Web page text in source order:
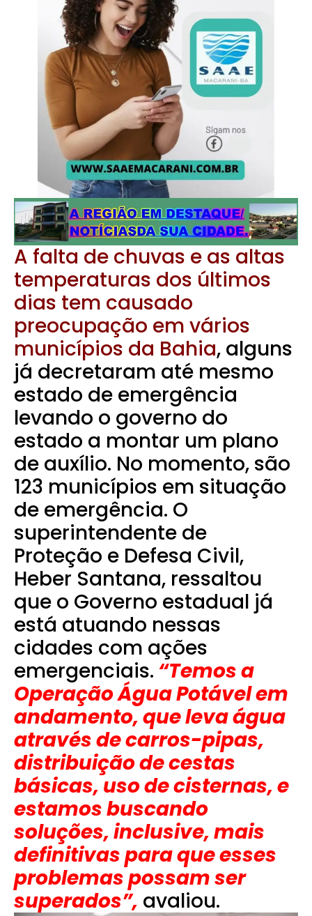
A falta de chuvas e as altas
temperaturas dos últimos
dias tem causado
preocupação em vários
municípios da Bahia, alguns
já decretaram até mesmo
estado de emergência
levando o governo do
estado a montar um plano
de auxílio. No momento, são
123 municípios em situação
de emergência. O
superintendente de
Proteção e Defesa Civil,
Heber Santana, ressaltou
que o Governo estadual já
está atuando nessas
cidades com ações
emergenciais. “Temos a
Operação Água Potável em
andamento, que leva água
através de carros-pipas,
distribuição de cestas
básicas, uso de cisternas, e
estamos buscando
soluções, inclusive, mais
definitivas para que esses
problemas possam ser
superados”, avaliou.